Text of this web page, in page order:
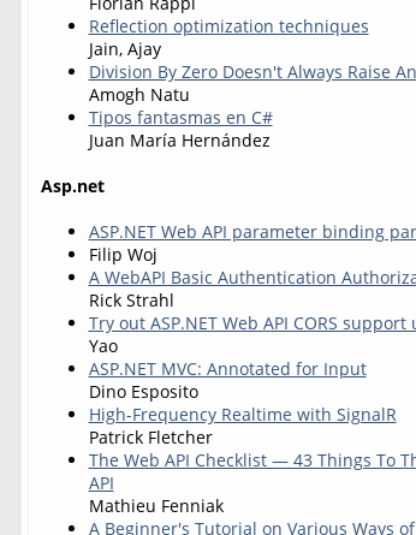
Reflection optimization techniques
Jain, Ajay
Division By Zero Doesn't Always Raise
Amogh Natu
Tipos fantasmas en C#
Juan María Hernández
Asp.net
ASP.NET Web API parameter binding
Filip Woj
A WebAPI Basic Authentication
Rick Strahl
Try out ASP.NET Web API CORS
Yao
ASP.NET MVC: Annotated for Input
Dino Esposito
High-Frequency Realtime with SignalR
Patrick Fletcher
The Web API Checklist — 43 Things To
API
Mathieu Fenniak
A Beginner's Tutorial on Various Ways